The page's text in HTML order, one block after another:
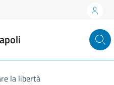
la libertà